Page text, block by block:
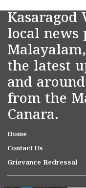
local
the latest
and
from the
Canara.
Home
Contact Us
Grievance Redressal